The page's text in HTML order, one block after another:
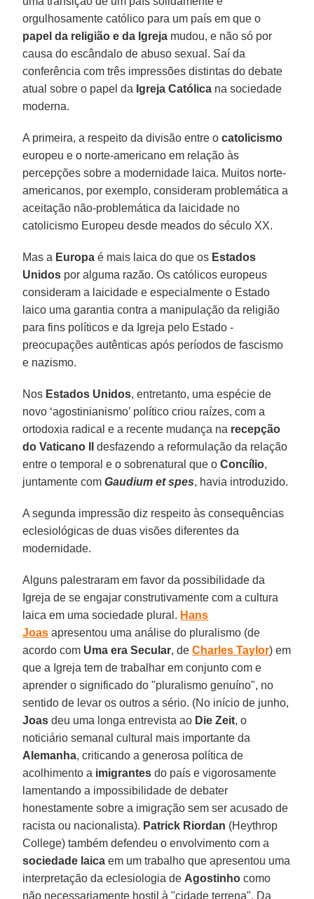
orgulhosamente católico para um país em que o
papel da religião e da Igreja mudou, e não só por
causa do escândalo de abuso sexual. Saí da
conferência com três impressões distintas do debate
atual sobre o papel da Igreja Católica na sociedade
moderna.
A primeira, a respeito da divisão entre ocatolicismo
europeu e o norte-americano em relação às
percepções sobre a modernidade laica. Muitos norte-
americanos, por exemplo, consideram problemática a
aceitação não-problemática da laicidade no
catolicismo Europeu desde meados do século XX.
Mas a Europa é mais laica do que os Estados
Unidos por alguma razão. Os católicos europeus
consideram a laicidade e especialmente o Estado
laico uma garantia contra a manipulação da religião
para fins políticos e da Igreja pelo Estado -
preocupações autênticas após períodos de fascismo
e nazismo.
Nos Estados Unidos, entretanto, uma espécie de
novo ‘agostinianismo’ político criou raízes, com a
ortodoxia radical e a recente mudança na recepção
do Vaticano II
desfazendo a reformulação da relação
entre o temporal e o sobrenatural que oConcílio,
juntamente comGaudium et spes, havia introduzido.
A segunda impressão diz respeito às consequências
eclesiológicas de duas visões diferentes da
modernidade.
Alguns palestraram em favor da possibilidade da
Igreja de se engajar construtivamente com a cultura
laica em uma sociedade plural. Hans
Joas apresentou uma análise do pluralismo (de
acordo com Uma era Secular, deCharles Taylor) em
que a Igreja tem de trabalhar em conjunto com e
aprender o significado do "pluralismo genuíno", no
sentido de levar os outros a sério. (No início de junho,
Joas deu uma longa entrevista ao Die Zeit, o
noticiário semanal cultural mais importante da
Alemanha, criticando a generosa política de
acolhimento a imigrantes do país e vigorosamente
lamentando a impossibilidade de debater
honestamente sobre a imigração sem ser acusado de
racista ou nacionalista). Patrick Riordan (Heythrop
College) também defendeu o envolvimento com a
sociedade laica em um trabalho que apresentou uma
interpretação da eclesiologia de Agostinho como
não necessariamente hostil à "cidade terrena". Da